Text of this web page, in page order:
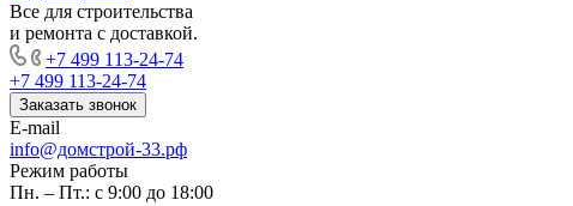
Все для строительства
и ремонта с доставкой.
+7 499 113-24-74
+7 499 113-24-74
Заказать звонок
E-mail
info@домстрой-33.рф
Режим работы
Пн. – Пт.: с 9:00 до 18:00